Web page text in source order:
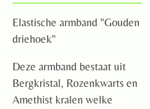
Elastische armband "Gouden
driehoek"
Deze armband bestaat uit
Bergkristal, Rozenkwarts en
Amethist kralen welke